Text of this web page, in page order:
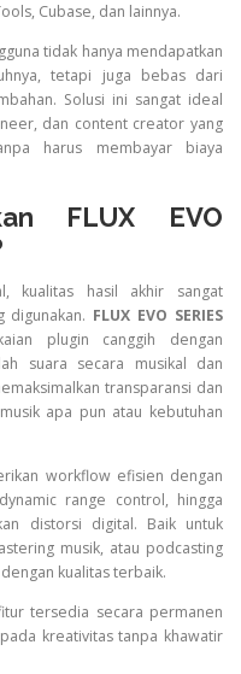
Cubase, dan lainnya.
tidak hanya mendapatkan
tetapi juga bebas dari
Solusi ini sangat ideal
dan content creator yang
harus membayar biaya
FLUX EVO
kualitas hasil akhir sangat
digunakan. FLUX EVO SERIES
plugin canggih dengan
suara secara musikal dan
transparansi dan
apa pun atau kebutuhan
workflow efisien dengan
range control, hingga
distorsi digital. Baik untuk
musik, atau podcasting
kualitas terbaik.
tersedia secara permanen
kreativitas tanpa khawatir